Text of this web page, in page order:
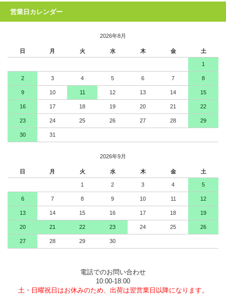
営業日カレンダー
2026年8月
日 月 火 水 木 金 土
1
2 3 4 5 6 7 8
9 10 11 12 13 14 15
16 17 18 19 20 21 22
23 24 25 26 27 28 29
30 31
2026年9月
日 月 火 水 木 金 土
1 2 3 4 5
6 7 8 9 10 11 12
13 14 15 16 17 18 19
20 21 22 23 24 25 26
27 28 29 30
電話でのお問い合わせ
10:00-18:00
土・日曜祝日はお休みのため、出荷は翌営業日以降になります。